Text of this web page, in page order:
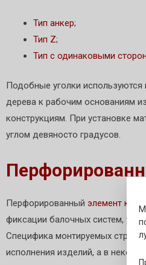
Тип анкер;
Тип Z;
Тип с одинаковыми
Подобные уголки
дерева к рабочим основаниям
конструкциям. При установке
углом девяносто градусов.
Перфорированный элемент
фиксации балочных систем,
Специфика монтируемых
исполнения изделий, а в